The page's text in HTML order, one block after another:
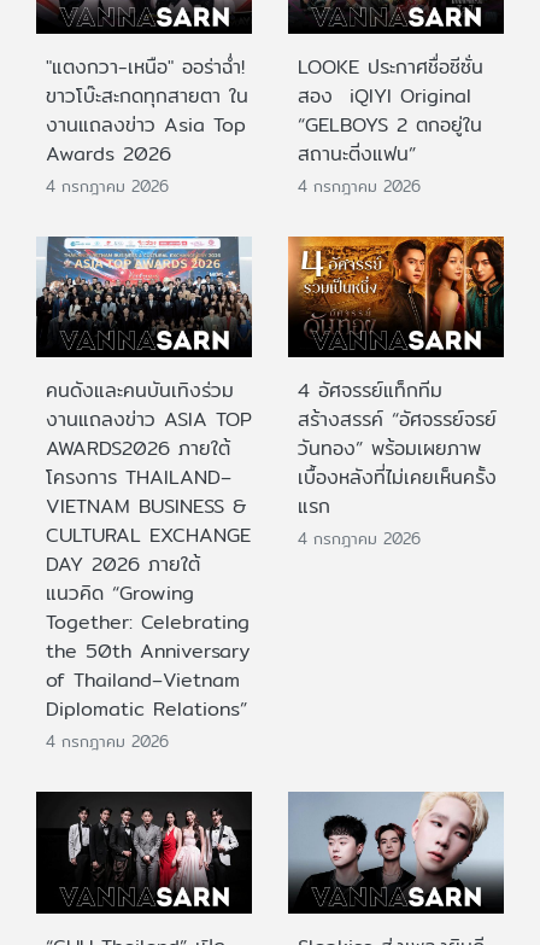
"แตงกวา-เหนือ" ออร่าฉ่ำ!
ขาวโบ๊ะสะกดทุกสายตา ใน
งานแถลงข่าว Asia Top
Awards 2026
4 กรกฎาคม 2026
LOOKE ประกาศชื่อซีซั่น
สอง iQIYI Original
“GELBOYS 2 ตกอยู่ใน
สถานะติ่งแฟน”
4 กรกฎาคม 2026
คนดังและคนบันเทิงร่วม
งานแถลงข่าว ASIA TOP
AWARDS2026 ภายใต้
โครงการ THAILAND–
VIETNAM BUSINESS &
CULTURAL EXCHANGE
DAY 2026 ภายใต้
แนวคิด “Growing
Together: Celebrating
the 50th Anniversary
of Thailand–Vietnam
Diplomatic Relations”
4 กรกฎาคม 2026
4 อัศจรรย์แท็กทีม
สร้างสรรค์ “อัศจรรย์จรย์
วันทอง” พร้อมเผยภาพ
เบื้องหลังที่ไม่เคยเห็นครั้ง
แรก
4 กรกฎาคม 2026